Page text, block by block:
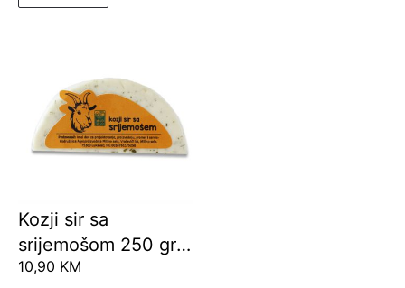
Kozji sir sa
srijemošom 250 gr
(komad)
10,90 KM